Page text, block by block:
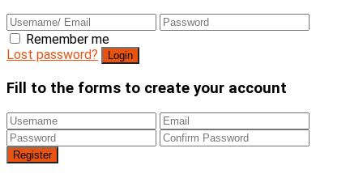
Remember me
Lost password?
Fill to the forms to create your account